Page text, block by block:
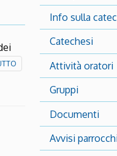
Info sulla
Catechesi
Attività oratori
Gruppi
Documenti
Avvisi